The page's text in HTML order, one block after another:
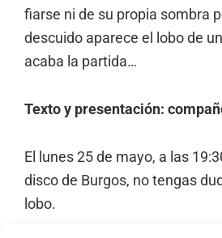
fiarse ni de su propia sombra
descuido aparece el lobo de
acaba la partida…
Texto y presentación:
El lunes 25 de mayo, a las
disco de Burgos, no tengas
lobo.